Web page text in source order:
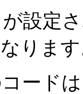
設定
りま
ード